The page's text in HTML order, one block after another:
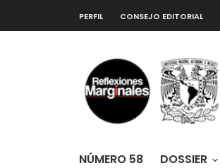
PERFIL CONSEJO EDITORIAL
NÚMERO 58 DOSSIER